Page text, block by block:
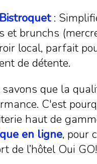
:
et brunchs
local, parfait
de détente.
savons que la
C'est
haut de
en ligne, pour
de l’hôtel Oui